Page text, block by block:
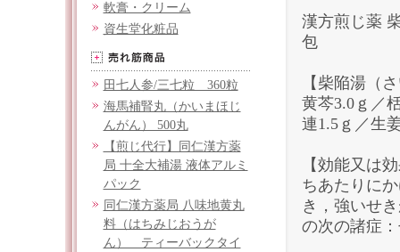
軟膏・クリーム
資生堂化粧品
田七人参/三七粒 360粒
海馬補腎丸（かいまほじ
んがん） 500丸
【煎じ代行】同仁漢方薬
局 十全大補湯 液体アルミ
パック
同仁漢方薬局 八味地黄丸
料（はちみじおうが
ん） ティーバックタイ
漢方煎じ薬
包
【柴陥湯（
黄芩3.0ｇ／
連1.5ｇ／生
【効能又は
ちあたりに
き，強いせ
の次の諸症